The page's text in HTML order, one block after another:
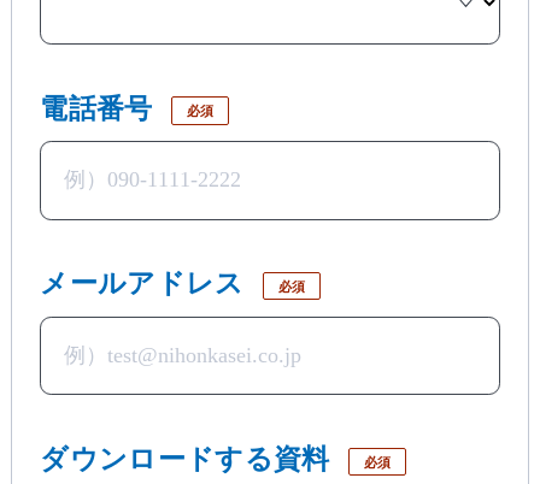
電話番号 必須
メールアドレス 必須
ダウンロードする資料 必須